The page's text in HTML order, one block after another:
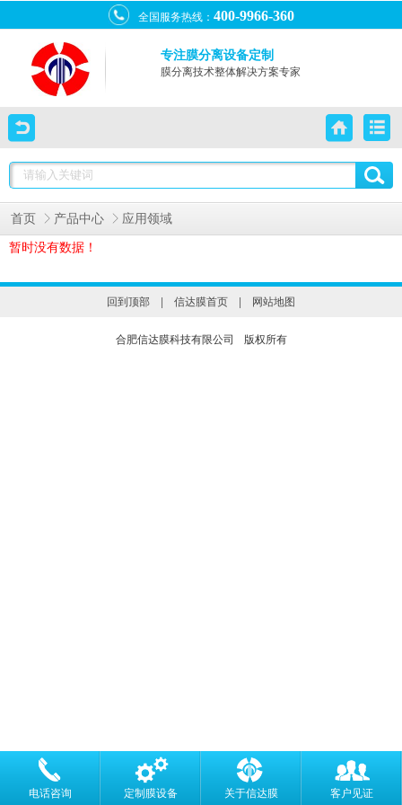
全国服务热线： 400-9966-360
专注膜分离设备定制
膜分离技术整体解决方案专家
首页 产品中心 应用领域
暂时没有数据！
回到顶部 信达膜首页 网站地图
合肥信达膜科技有限公司 版权所有
电话咨询 定制膜设备 关于信达膜 客户见证